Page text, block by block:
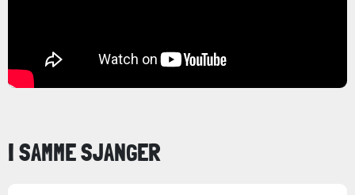
I SAMME SJANGER